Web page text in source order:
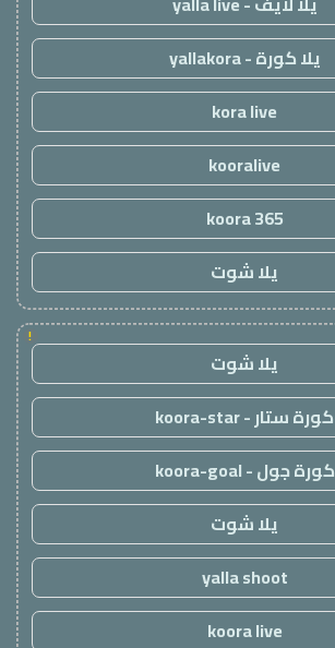
يلا كورة - yallakora
kora live
kooralive
koora 365
يلا شوت
!
يلا شوت
كورة ستار - koora-star
كورة جول - koora-goal
يلا شوت
yalla shoot
koora live